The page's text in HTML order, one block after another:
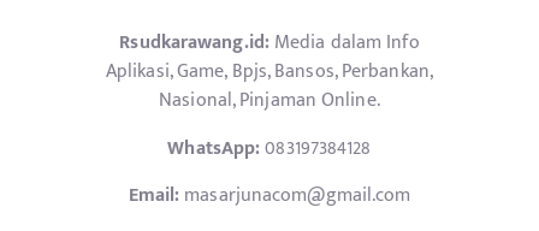
Rsudkarawang.id:Media dalam Info
Aplikasi, Game, Bpjs, Bansos, Perbankan,
Nasional, Pinjaman Online.
WhatsApp:083197384128
Email:masarjunacom@gmail.com